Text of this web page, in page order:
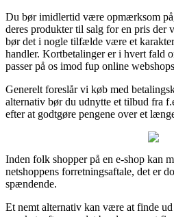
Du bør imidlertid være opmærksom
deres produkter til salg for en pris der
bør det i nogle tilfælde være et
handler. Kortbetalinger er i hvert fald
passer på os imod fup online
Generelt foreslår vi køb med
alternativ bør du udnytte et tilbud fra
efter at godtgøre pengene over et
Inden folk shopper på en e-shop kan
netshoppens forretningsaftale, det er
spændende.
Et nemt alternativ kan være at finde